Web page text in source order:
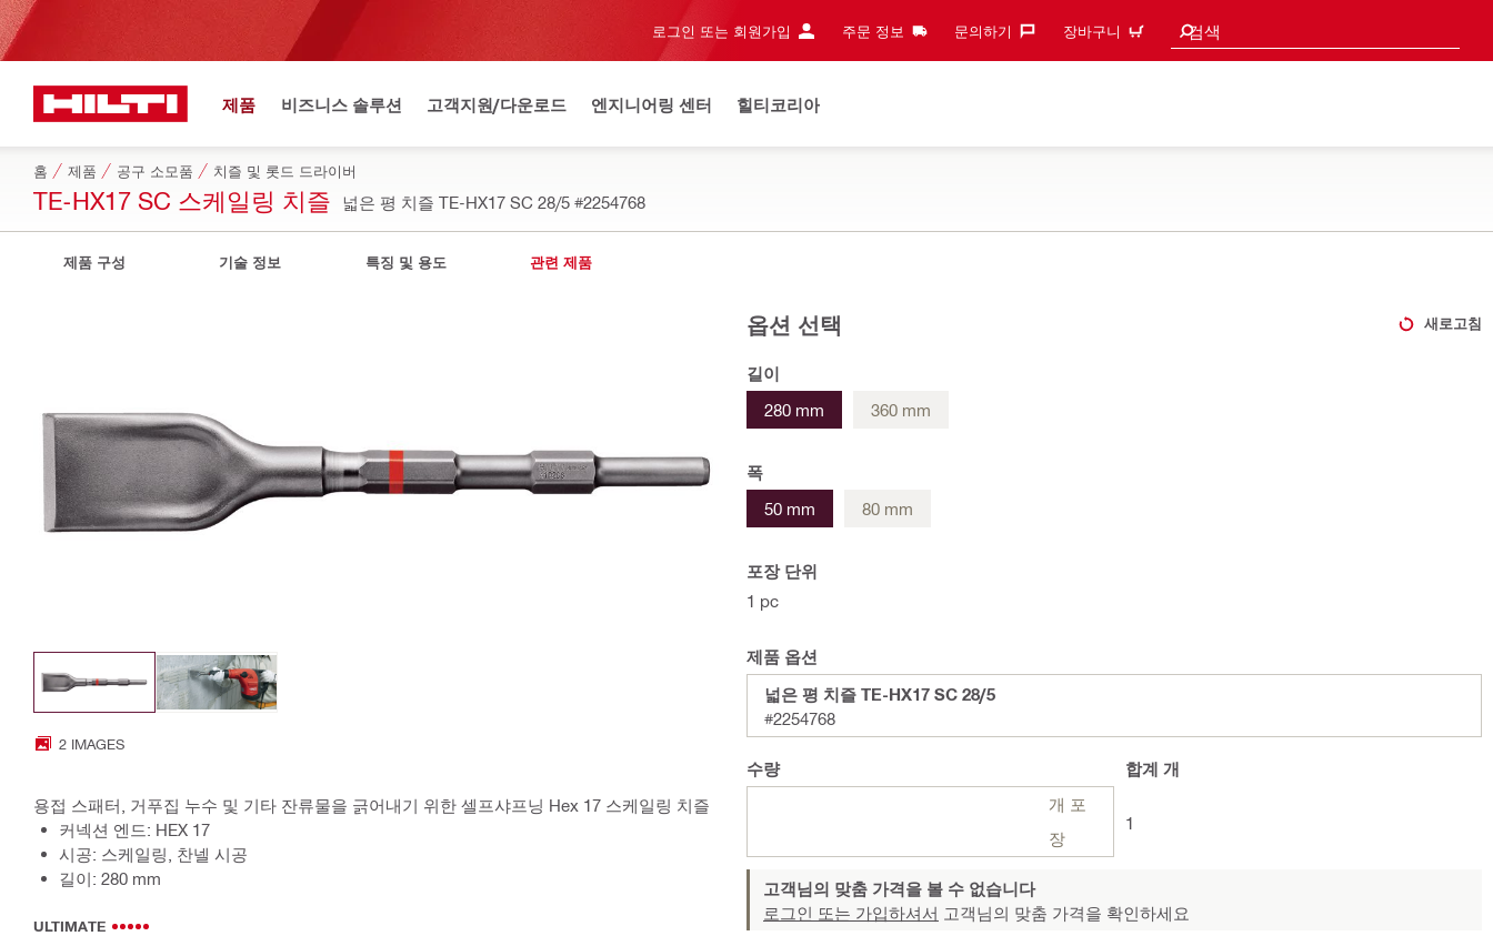
로그인 또는 회원가입 주문 정보 문의하기‎ 장바구니 검색
검색 추천
제품 비즈니스 솔루션 고객지원/다운로드 엔지니어링 센터 힐티코리아
홈 제품 공구 소모품 치즐 및 롯드 드라이버
TE-HX17 SC 스케일링 치즐 넓은 평 치즐 TE-HX17 SC 28/5 #2254768
제품 구성 기술 정보 특징 및 용도 관련 제품
2 IMAGES
용접 스패터, 거푸집 누수 및 기타 잔류물을 긁어내기 위한 셀프샤프닝 Hex 17 스케일링 치즐
커넥션 엔드: HEX 17
시공: 스케일링, 찬넬 시공
길이: 280 mm
ULTIMATE
옵션 선택 새로고침
길이
280 mm
360 mm
폭
50 mm
80 mm
포장 단위
1 pc
제품 옵션
넓은 평 치즐 TE-HX17 SC 28/5
#2254768
수량
개 포
장
합계 개
1
고객님의 맞춤 가격을 볼 수 없습니다
로그인 또는 가입하셔서 고객님의 맞춤 가격을 확인하세요